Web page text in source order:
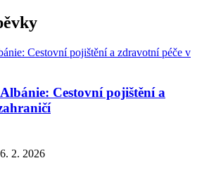
Cestovní pojištění a
2. 2026